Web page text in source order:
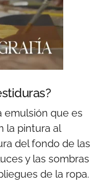
emulsión que es
la pintura al
del fondo de las
y las sombras
de la ropa.